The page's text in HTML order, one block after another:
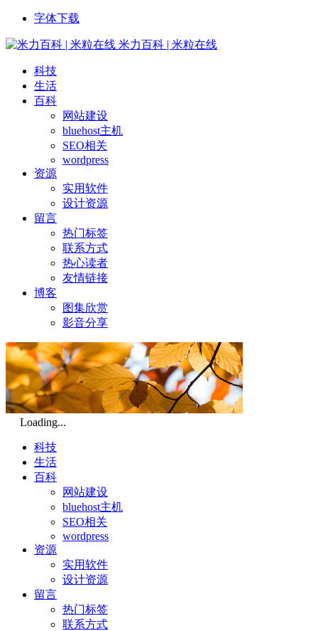
字体下载
米力百科 | 米粒在线
科技
生活
百科
网站建设
bluehost主机
SEO相关
wordpress
资源
实用软件
设计资源
留言
热门标签
联系方式
热心读者
友情链接
博客
图集欣赏
影音分享
Loading...
科技
生活
百科
网站建设
bluehost主机
SEO相关
wordpress
资源
实用软件
设计资源
留言
热门标签
联系方式